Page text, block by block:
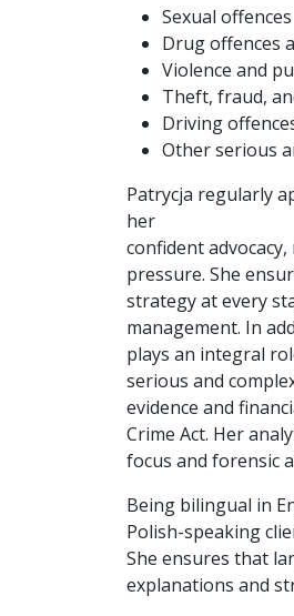
Sexual offences
Drug offences
Violence and
Theft, fraud,
Driving
Other serious
Patrycja regularly
her
confident
pressure. She
strategy at every
management. In
plays an integral
serious and
evidence and
Crime Act. Her
focus and forensic
Being bilingual in
Polish-speaking
She ensures that
explanations and